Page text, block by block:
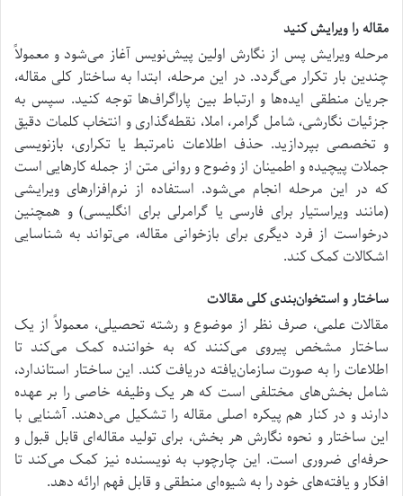
مقاله را ویرایش کنید
مرحله ویرایش پس از نگارش اولین پیش‌نویس آغاز می‌شود و معمولاً
چندین بار تکرار می‌گردد. در این مرحله، ابتدا به ساختار کلی مقاله،
جریان منطقی ایده‌ها و ارتباط بین پاراگراف‌ها توجه کنید. سپس به
جزئیات نگارشی، شامل گرامر، املا، نقطه‌گذاری و انتخاب کلمات دقیق
و تخصصی بپردازید. حذف اطلاعات نامرتبط یا تکراری، بازنویسی
جملات پیچیده و اطمینان از وضوح و روانی متن از جمله کارهایی است
که در این مرحله انجام می‌شود. استفاده از نرم‌افزارهای ویرایشی
(مانند ویراستیار برای فارسی یا گرامرلی برای انگلیسی) و همچنین
درخواست از فرد دیگری برای بازخوانی مقاله، می‌تواند به شناسایی
اشکالات کمک کند.
ساختار و استخوان‌بندی کلی مقالات
مقالات علمی، صرف نظر از موضوع و رشته تحصیلی، معمولاً از یک
ساختار مشخص پیروی می‌کنند که به خواننده کمک می‌کند تا
اطلاعات را به صورت سازمان‌یافته دریافت کند. این ساختار استاندارد،
شامل بخش‌های مختلفی است که هر یک وظیفه خاصی را بر عهده
دارند و در کنار هم پیکره اصلی مقاله را تشکیل می‌دهند. آشنایی با
این ساختار و نحوه نگارش هر بخش، برای تولید مقاله‌ای قابل قبول و
حرفه‌ای ضروری است. این چارچوب به نویسنده نیز کمک می‌کند تا
افکار و یافته‌های خود را به شیوه‌ای منطقی و قابل فهم ارائه دهد.